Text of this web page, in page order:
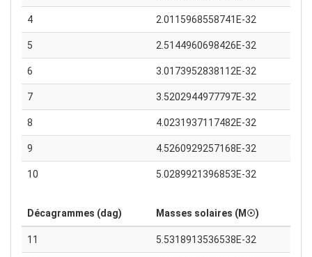
4 2.0115968558741E-32
5 2.5144960698426E-32
6 3.0173952838112E-32
7 3.5202944977797E-32
8 4.0231937117482E-32
9 4.5260929257168E-32
10 5.0289921396853E-32
Décagrammes (dag) Masses solaires (M☉)
11 5.5318913536538E-32